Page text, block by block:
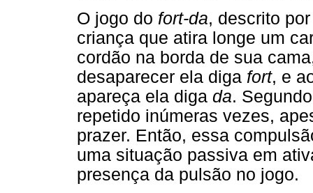
O jogo do fort-da, descrito
criança que atira longe um
cordão na borda de sua
desaparecer ela diga fort, e
apareça ela diga da.
repetido inúmeras vezes,
prazer. Então, essa
uma situação passiva em
presença da pulsão no jogo.